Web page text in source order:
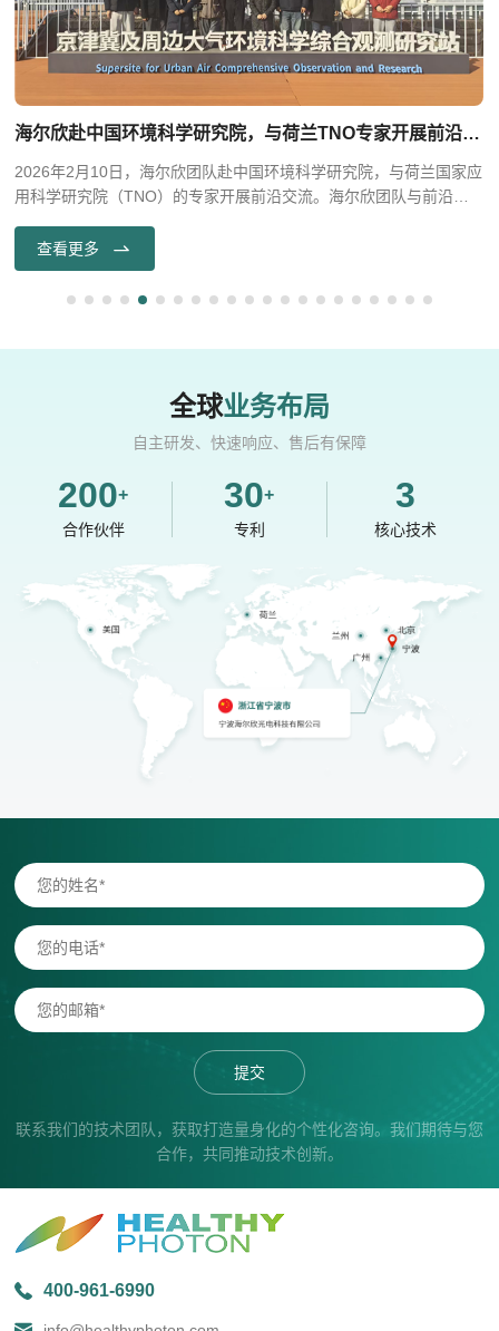
海尔欣赴中国环境科学研究院，与荷兰TNO专家开展前沿交流
2026年2月10日，海尔欣团队赴中国环境科学研究院，与荷兰国家应
用科学研究院（TNO）的专家开展前沿交流。海尔欣团队与前沿专
讨，并且一同参观了京津冀及周边大气环境科学综合观测研究站。
查看更多
全球业务布局
自主研发、快速响应、售后有保障
200+
合作伙伴
30+
专利
3
核心技术
提交
联系我们的技术团队，获取打造量身化的个性化咨询。我们期待与您
合作，共同推动技术创新。
400-961-6990